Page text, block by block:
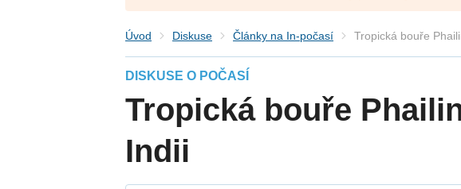
Úvod Diskuse Články na In-počasí Tropická bouře
DISKUSE O POČASÍ
Tropická bouře
Indii